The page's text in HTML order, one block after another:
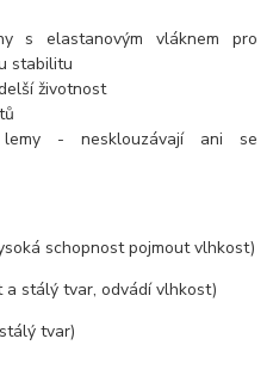
s elastanovým vláknem pro
stabilitu
životnost
- nesklouzávají ani se
schopnost pojmout vlhkost)
a stálý tvar, odvádí vlhkost)
tvar)